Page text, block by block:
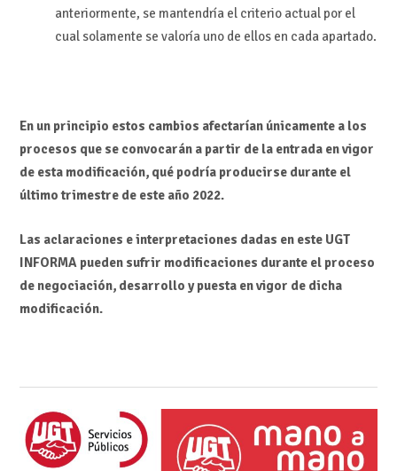
anteriormente, se mantendría el criterio actual por el
cual solamente se valoría uno de ellos en cada apartado.
En un principio estos cambios afectarían únicamente a los
procesos que se convocarán a partir de la entrada en vigor
de esta modificación, qué podría producirse durante el
último trimestre de este año 2022.
Las aclaraciones e interpretaciones dadas en este UGT
INFORMA pueden sufrir modificaciones durante el proceso
de negociación, desarrollo y puesta en vigor de dicha
modificación.